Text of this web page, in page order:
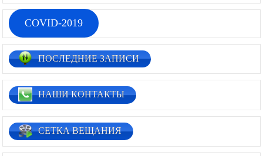
COVID-2019
ПОСЛЕДНИЕ ЗАПИСИ
НАШИ КОНТАКТЫ
СЕТКА ВЕЩАНИЯ